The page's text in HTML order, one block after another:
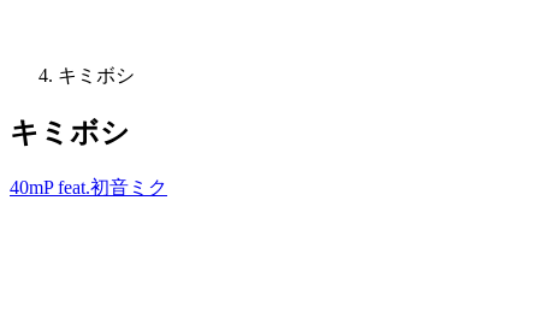
キミボシ
キミボシ
40mP feat.初音ミク